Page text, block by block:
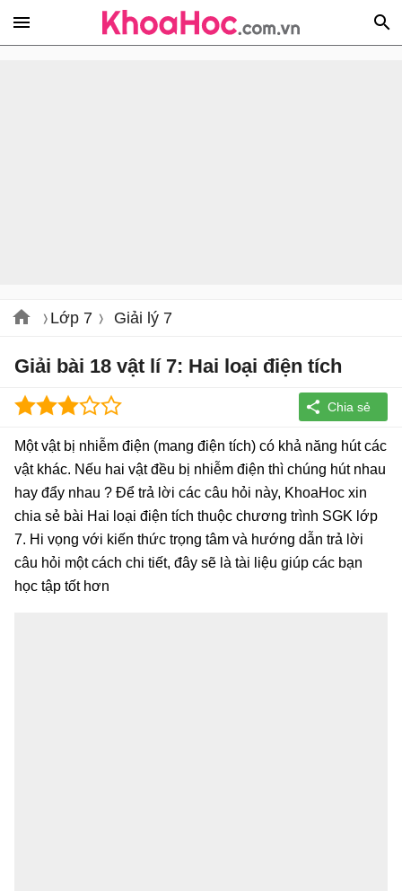
Lớp 7 Giải lý 7
Giải bài 18 vật lí 7: Hai loại điện tích
Một vật bị nhiễm điện (mang điện tích) có khả năng hút các
vật khác. Nếu hai vật đều bị nhiễm điện thì chúng hút nhau
hay đẩy nhau ? Để trả lời các câu hỏi này, KhoaHoc xin
chia sẻ bài Hai loại điện tích thuộc chương trình SGK lớp
7. Hi vọng với kiến thức trọng tâm và hướng dẫn trả lời
câu hỏi một cách chi tiết, đây sẽ là tài liệu giúp các bạn
học tập tốt hơn